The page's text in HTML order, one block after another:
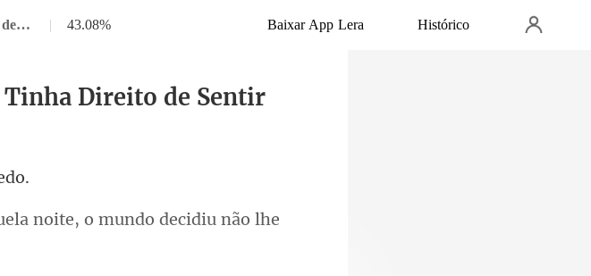
Capítulo 28 O Que Ele Já Não Tinha Direito de Sentir | 43.08% Baixar App Lera Histórico
Tinha Direito de Sentir
noite, o mundo decidi